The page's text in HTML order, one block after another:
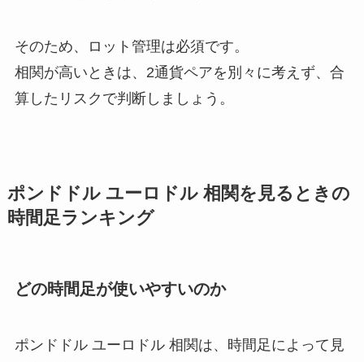
そのため、ロット管理は必須です。
相関が高いときは、2通貨ペアを別々に考えず、合
算したリスクで判断しましょう。
ポンドドル ユーロドル 相関を見るときの
時間足ランキング
どの時間足が使いやすいのか
ポンドドル ユーロドル 相関は、時間足によって見